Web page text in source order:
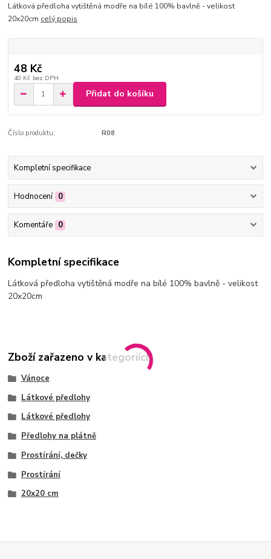
Látková předloha vytištěná modře na bílé 100% bavlně - velikost
20x20cm celý popis
48 Kč
40 Kč bez DPH
Přidat do košíku
Číslo produktu: R08
Kompletní specifikace
Hodnocení 0
Komentáře 0
Kompletní specifikace
Látková předloha vytištěná modře na bílé 100% bavlně - velikost
20x20cm
Zboží zařazeno v kategoriích
Vánoce
Látkové předlohy
Látkové předlohy
Předlohy na plátně
Prostírání, dečky
Prostírání
20x20 cm